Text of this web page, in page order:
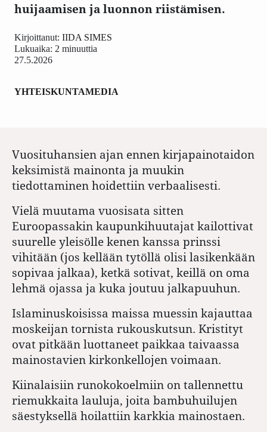
huijaamisen ja luonnon riistämisen.
27.5.2026
Kirjoittanut: IIDA SIMES
Lukuaika: 2 minuuttia
YHTEISKUNTAMEDIA
Vuosituhansien ajan ennen kirjapainotaidon
keksimistä mainonta ja muukin
tiedottaminen hoidettiin verbaalisesti.
Vielä muutama vuosisata sitten
Euroopassakin kaupunkihuutajat kailottivat
suurelle yleisölle kenen kanssa prinssi
vihitään (jos kellään tytöllä olisi lasikenkään
sopivaa jalkaa), ketkä sotivat, keillä on oma
lehmä ojassa ja kuka joutuu jalkapuuhun.
Islaminuskoisissa maissa muessin kajauttaa
moskeijan tornista rukouskutsun. Kristityt
ovat pitkään luottaneet paikkaa taivaassa
mainostavien kirkonkellojen voimaan.
Kiinalaisiin runokokoelmiin on tallennettu
riemukkaita lauluja, joita bambuhuilujen
säestyksellä hoilattiin karkkia mainostaen.